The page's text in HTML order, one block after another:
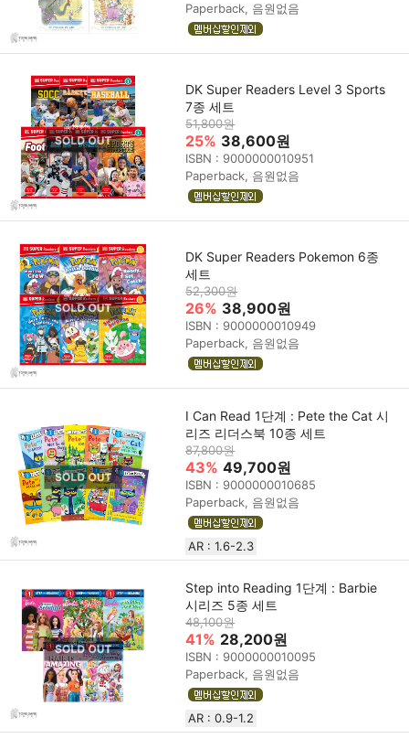
Paperback, 음원없음
DK Super Readers Level 3 Sports
7종 세트
51,800원
25% 38,600원
ISBN : 9000000010951
Paperback, 음원없음
DK Super Readers Pokemon 6종
세트
52,300원
26% 38,900원
ISBN : 9000000010949
Paperback, 음원없음
I Can Read 1단계 : Pete the Cat 시
리즈 리더스북 10종 세트
87,800원
43% 49,700원
ISBN : 9000000010685
Paperback, 음원없음
AR : 1.6-2.3
Step into Reading 1단계 : Barbie
시리즈 5종 세트
48,100원
41% 28,200원
ISBN : 9000000010095
Paperback, 음원없음
AR : 0.9-1.2